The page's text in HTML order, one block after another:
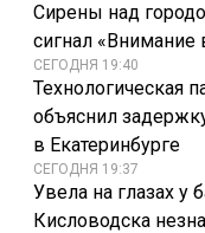
Сирены над
сигнал
СЕГОДНЯ 19:40
Технологическая
объяснил
в Екатеринбурге
СЕГОДНЯ 19:37
Увела на глазах у
Кисловодска